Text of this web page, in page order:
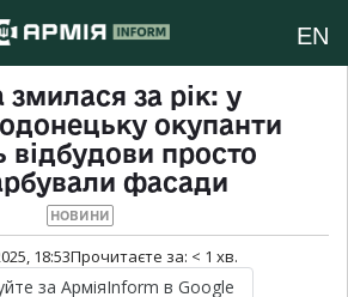
EN
за рік: у
окупанти
відбудови просто
фасади
НОВИНИ
18:53Прочитаєте за: < 1 хв.
за АрміяInform в Google